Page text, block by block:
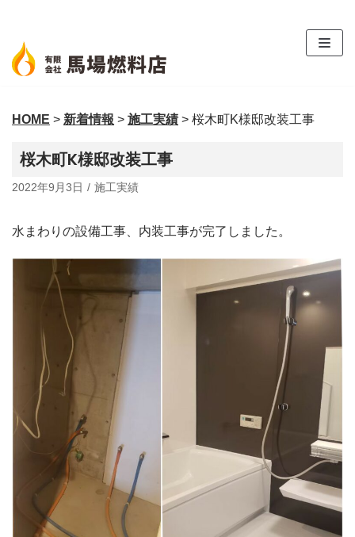
ン
テ
ン
へ
キ
ッ
HOME > 新着情報 > 施工実績 > 桜木町K様邸改装工事
桜木町K様邸改装工事
2022年9月3日 施工実績
水まわりの設備工事、内装工事が完了しました。